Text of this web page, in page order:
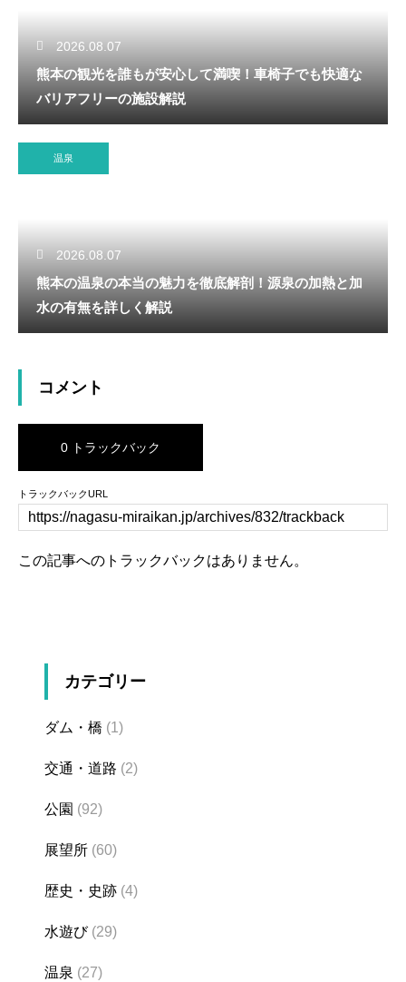
2026.08.07
熊本の観光を誰もが安心して満喫！車椅子でも快適な
バリアフリーの施設解説
温泉
2026.08.07
熊本の温泉の本当の魅力を徹底解剖！源泉の加熱と加
水の有無を詳しく解説
コメント
0 トラックバック
トラックバックURL
この記事へのトラックバックはありません。
カテゴリー
ダム・橋 (1)
交通・道路 (2)
公園 (92)
展望所 (60)
歴史・史跡 (4)
水遊び(29)
温泉 (27)